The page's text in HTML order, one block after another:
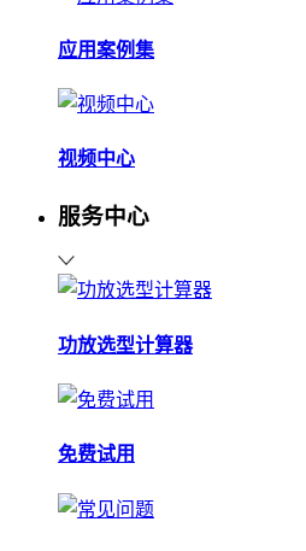
应用案例集
视频中心
服务中心
功放选型计算器
免费试用